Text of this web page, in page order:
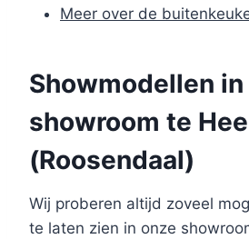
Meer over de
Showmodellen in
showroom te
(Roosendaal)
Wij proberen altijd zoveel
te laten zien in onze